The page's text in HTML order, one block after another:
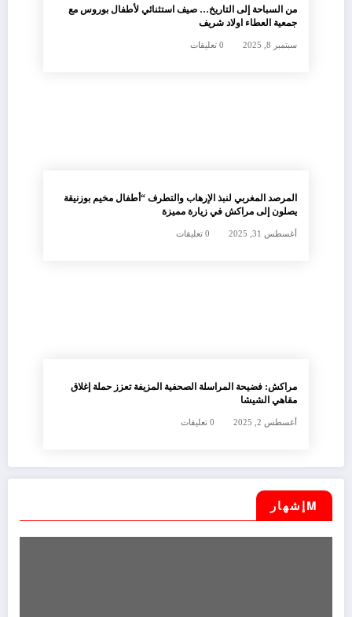
من السباحة إلى التاريخ… صيف استثنائي لأطفال بوروس مع
جمعية العطاء اولاد شريف
سبتمبر 8, 2025 0 تعليقات
المرصد المغربي لنبذ الإرهاب والتطرف “أطفال مخيم بوزنيقة
يصلون إلى مراكش في زيارة مميزة
أغسطس 31, 2025 0 تعليقات
مراكش: فضيحة المراسلة الصحفية المزيفة تعزز حملة إغلاق
مقاهي الشيشا
أغسطس 2, 2025 0 تعليقات
Mإشهار